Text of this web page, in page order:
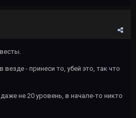
- принеси то, убей это, так что
не 20 уровень, в начале-то никто